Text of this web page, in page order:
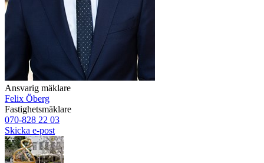
Ansvarig mäklare
Felix Öberg
Fastighetsmäklare
070-828 22 03
Skicka e-post